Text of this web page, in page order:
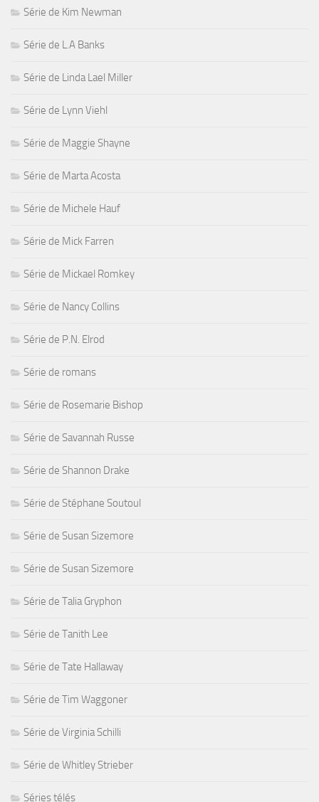
Série de Kim Newman
Série de L.A Banks
Série de Linda Lael Miller
Série de Lynn Viehl
Série de Maggie Shayne
Série de Marta Acosta
Série de Michele Hauf
Série de Mick Farren
Série de Mickael Romkey
Série de Nancy Collins
Série de P.N. Elrod
Série de romans
Série de Rosemarie Bishop
Série de Savannah Russe
Série de Shannon Drake
Série de Stéphane Soutoul
Série de Susan Sizemore
Série de Susan Sizemore
Série de Talia Gryphon
Série de Tanith Lee
Série de Tate Hallaway
Série de Tim Waggoner
Série de Virginia Schilli
Série de Whitley Strieber
Séries télés